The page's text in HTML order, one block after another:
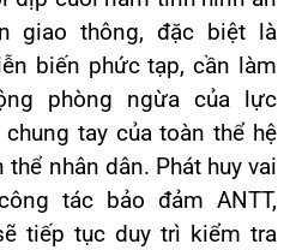
giao thông, đặc biệt là
biến phức tạp, cần làm
phòng ngừa của lực
tay của toàn thể hệ
nhân dân. Phát huy vai
tác bảo đảm ANTT,
tiếp tục duy trì kiểm tra